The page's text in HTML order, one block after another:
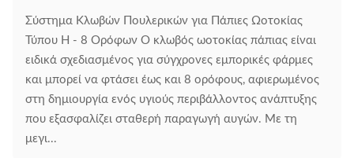
Σύστημα Κλωβών Πουλερικών για Πάπιες Ωοτοκίας
Τύπου Η - 8 Ορόφων Ο κλωβός ωοτοκίας πάπιας είναι
ειδικά σχεδιασμένος για σύγχρονες εμπορικές φάρμες
και μπορεί να φτάσει έως και 8 ορόφους, αφιερωμένος
στη δημιουργία ενός υγιούς περιβάλλοντος ανάπτυξης
που εξασφαλίζει σταθερή παραγωγή αυγών. Με τη
μεγι...